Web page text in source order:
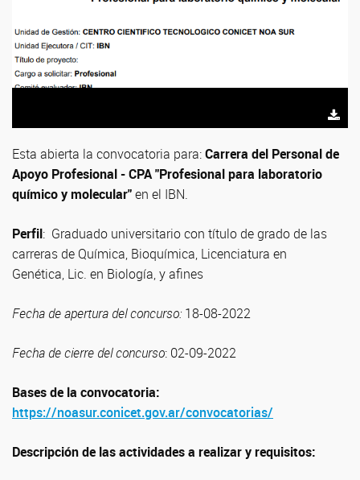
Esta abierta la convocatoria para:Carrera del Personal de
Apoyo Profesional - CPA "Profesional para laboratorio
químico y molecular"en el IBN.
Perfil: Graduado universitario con título de grado de las
carreras de Química, Bioquímica, Licenciatura en
Genética, Lic. en Biología, y afines
Fecha de apertura del concurso: 18-08-2022
Fecha de cierre del concurso: 02-09-2022
Bases de la convocatoria:
https://noasur.conicet.gov.ar/convocatorias/
Descripción de las actividades a realizar y requisitos: